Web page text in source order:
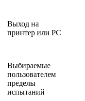
Выход на
принтер или РС
Выбираемые
пользователем
пределы
испытаний